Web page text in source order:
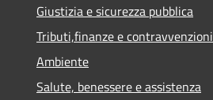
Giustizia e sicurezza pubblica
Tributi,finanze e contravvenzioni
Ambiente
Salute, benessere e assistenza